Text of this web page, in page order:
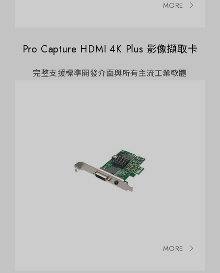
MORE
Pro Capture HDMI 4K Plus 影像擷取卡
完整支援標準開發介面與所有主流工業軟體
MORE